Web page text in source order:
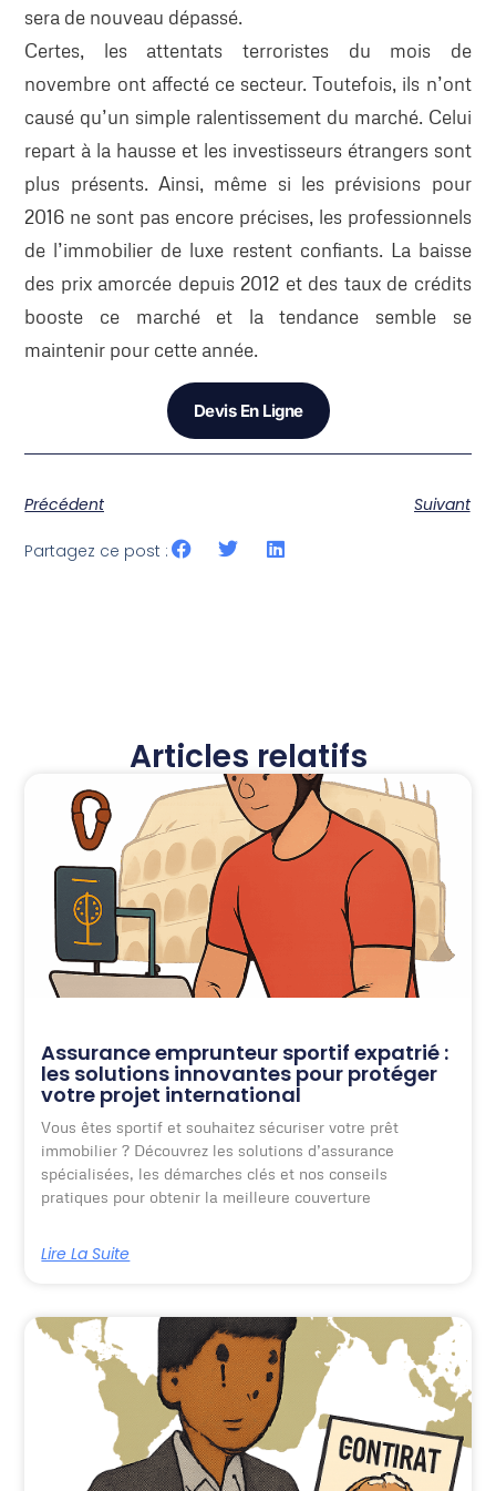
sera de nouveau dépassé.
Certes, les attentats terroristes du mois de
novembre ont affecté ce secteur. Toutefois, ils n’ont
causé qu’un simple ralentissement du marché. Celui
repart à la hausse et les investisseurs étrangers sont
plus présents. Ainsi, même si les prévisions pour
2016 ne sont pas encore précises, les professionnels
de l’immobilier de luxe restent confiants. La baisse
des prix amorcée depuis 2012 et des taux de crédits
booste ce marché et la tendance semble se
maintenir pour cette année.
Devis En Ligne
Précédent Suivant
Partagez ce post :
Articles relatifs
Assurance emprunteur sportif expatrié :
les solutions innovantes pour protéger
votre projet international
Vous êtes sportif et souhaitez sécuriser votre prêt
immobilier ? Découvrez les solutions d’assurance
spécialisées, les démarches clés et nos conseils
pratiques pour obtenir la meilleure couverture
Lire La Suite